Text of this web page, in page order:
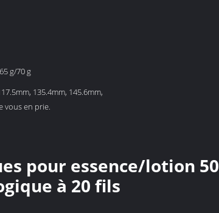
g/70 g
135.4mm, 145.6mm,
vous en prie.
pour essence/lotion 50
à 20 fils